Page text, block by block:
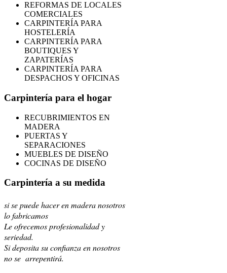
REFORMAS DE LOCALES
COMERCIALES
CARPINTERÍA PARA
HOSTELERÍA
CARPINTERÍA PARA
BOUTIQUES Y
ZAPATERÍAS
CARPINTERÍA PARA
DESPACHOS Y OFICINAS
Carpintería para el hogar
RECUBRIMIENTOS EN
MADERA
PUERTAS Y
SEPARACIONES
MUEBLES DE DISEÑO
COCINAS DE DISEÑO
Carpintería a su medida
si se puede hacer en madera nosotros
lo fabricamos
Le ofrecemos profesionalidad y
seriedad.
Si deposita su confianza en nosotros
no se arrepentirá.